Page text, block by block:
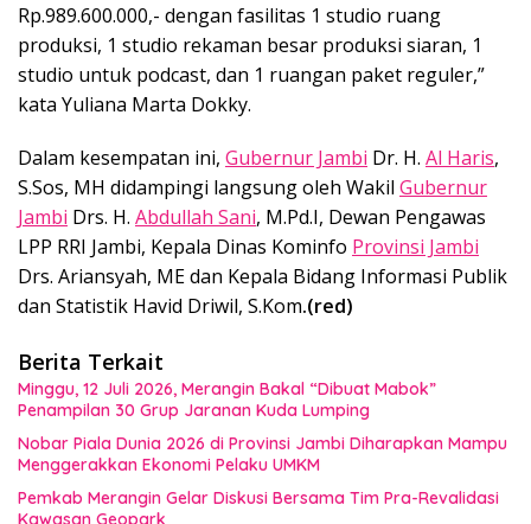
Rp.989.600.000,- dengan fasilitas 1 studio ruang
produksi, 1 studio rekaman besar produksi siaran, 1
studio untuk podcast, dan 1 ruangan paket reguler,”
kata Yuliana Marta Dokky.
Dalam kesempatan ini, Gubernur Jambi Dr. H. Al Haris,
S.Sos, MH didampingi langsung oleh Wakil Gubernur
Jambi Drs. H. Abdullah Sani, M.Pd.I, Dewan Pengawas
LPP RRI Jambi, Kepala Dinas Kominfo Provinsi Jambi
Drs. Ariansyah, ME dan Kepala Bidang Informasi Publik
dan Statistik Havid Driwil, S.Kom.(red)
Berita Terkait
Minggu, 12 Juli 2026, Merangin Bakal “Dibuat Mabok”
Penampilan 30 Grup Jaranan Kuda Lumping
Nobar Piala Dunia 2026 di Provinsi Jambi Diharapkan Mampu
Menggerakkan Ekonomi Pelaku UMKM
Pemkab Merangin Gelar Diskusi Bersama Tim Pra-Revalidasi
Kawasan Geopark